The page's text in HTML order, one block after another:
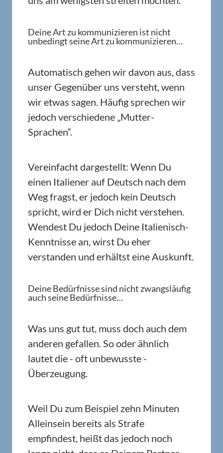
Deine Art zu kommunizieren ist nicht
unbedingt seine Art zu kommunizieren…
Automatisch gehen wir davon aus, dass
unser Gegenüber uns versteht, wenn
wir etwas sagen. Häufig sprechen wir
jedoch verschiedene „Mutter-
Sprachen“.
Vereinfacht dargestellt: Wenn Du
einen Italiener auf Deutsch nach dem
Weg fragst, er jedoch kein Deutsch
spricht, wird er Dich nicht verstehen.
Wendest Du jedoch Deine Italienisch-
Kenntnisse an, wirst Du eher
verstanden und erhältst eine Auskunft.
Deine Bedürfnisse sind nicht zwangsläufig
auch seine Bedürfnisse…
Was uns gut tut, muss doch auch dem
anderen gefallen. So oder ähnlich
lautet die - oft unbewusste -
Überzeugung.
Weil Du zum Beispiel zehn Minuten
Alleinsein bereits als Strafe
empfindest, heißt das jedoch noch